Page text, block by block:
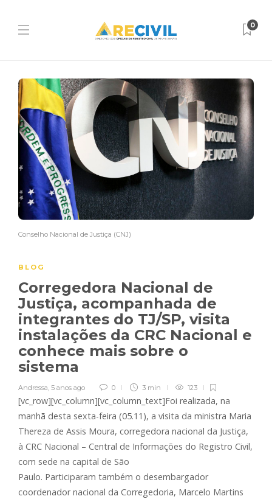
0
Conselho Nacional de Justiça (CNJ)
BLOG
Corregedora Nacional de
Justiça, acompanhada de
integrantes do TJ/SP, visita
instalações da CRC Nacional e
conhece mais sobre o
sistema
Andressa, 5 anos ago 0 3 min 123
[vc_row][vc_column][vc_column_text]Foi realizada, na
manhã desta sexta-feira (05.11), a visita da ministra Maria
Thereza de Assis Moura, corregedora nacional da Justiça,
à CRC Nacional – Central de Informações do Registro Civil,
com sede na capital de São
Paulo. Participaram também o desembargador
coordenador nacional da Corregedoria, Marcelo Martins